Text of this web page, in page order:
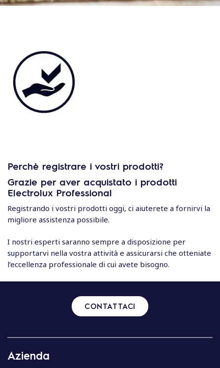
Perchè registrare i vostri prodotti?
Grazie per aver acquistato i prodotti
Electrolux Professional
Registrando i vostri prodotti oggi, ci aiuterete a fornirvi la
migliore assistenza possibile.
I nostri esperti saranno sempre a disposizione per
supportarvi nella vostra attività e assicurarsi che otteniate
l’eccellenza professionale di cui avete bisogno.
CONTATTACI
Azienda